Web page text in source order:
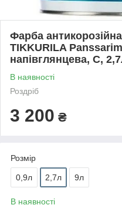
Фарба
TIKKURILA
напівглянцева, С,
В наявності
Роздріб
3 200 ₴
Розмір
0,9л 2,7л 9л
В наявності